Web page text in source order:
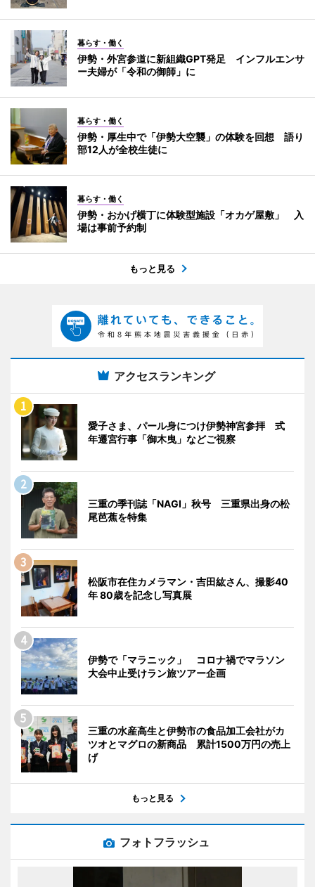
暮らす・働く
伊勢・外宮参道に新組織GPT発足 インフルエンサ
ー夫婦が「令和の御師」に
暮らす・働く
伊勢・厚生中で「伊勢大空襲」の体験を回想 語り
部12人が全校生徒に
暮らす・働く
伊勢・おかげ横丁に体験型施設「オカゲ屋敷」 入
場は事前予約制
もっと見る
アクセスランキング
愛子さま、パール身につけ伊勢神宮参拝 式
年遷宮行事「御木曳」などご視察
三重の季刊誌「NAGI」秋号 三重県出身の松
尾芭蕉を特集
松阪市在住カメラマン・吉田紘さん、撮影40
年 80歳を記念し写真展
伊勢で「マラニック」 コロナ禍でマラソン
大会中止受けラン旅ツアー企画
三重の水産高生と伊勢市の食品加工会社がカ
ツオとマグロの新商品 累計1500万円の売上
げ
もっと見る
フォトフラッシュ